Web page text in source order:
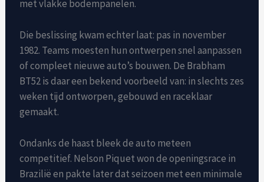
met vlakke bodempanelen.
Die beslissing kwam echter laat: pas in november
1982. Teams moesten hun ontwerpen snel aanpassen
of compleet nieuwe auto’s bouwen. De Brabham
BT52 is daar een bekend voorbeeld van: in slechts zes
weken tijd ontworpen, gebouwd en raceklaar
gemaakt.
Ondanks de haast bleek de auto meteen
competitief. Nelson Piquet won de openingsrace in
Brazilië en pakte later dat seizoen met een minimale